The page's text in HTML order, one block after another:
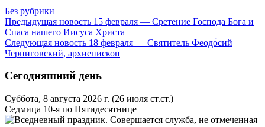
Без рубрики
Предыдущая новость 15 февраля — Сретение Господа Бога и
Спаса нашего Иисуса Христа
Следующая новость 18 февраля — Святитель Феодо́сий
Черниговский, архиепископ
Сегодняшний день
Суббота, 8 августа 2026 г. (26 июля ст.ст.)
Седмица 10-я по Пятидесятнице